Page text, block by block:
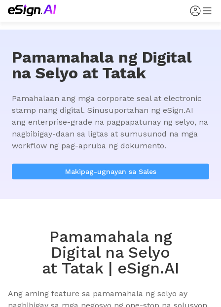
Pamamahala ng Digital
na Selyo at Tatak
Pamahalaan ang mga corporate seal at electronic
stamp nang digital. Sinusuportahan ng eSign.AI
ang enterprise-grade na pagpapatunay ng selyo, na
nagbibigay-daan sa ligtas at sumusunod na mga
workflow ng pag-apruba ng dokumento.
Makipag-ugnayan sa Sales
Pamamahala ng
Digital na Selyo
at Tatak | eSign.AI
Ang aming feature sa pamamahala ng selyo ay